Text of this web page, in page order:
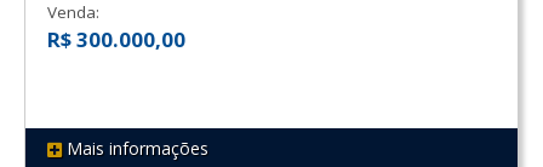
REF 422
Venda:
R$ 300.000,00
Mais informações